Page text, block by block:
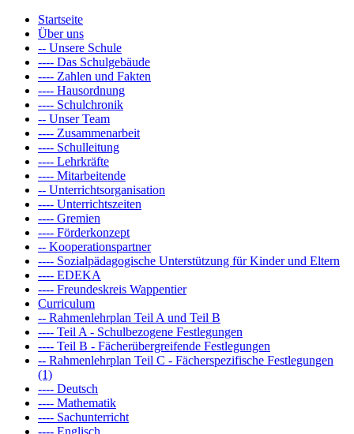
Startseite
Über uns
-- Unsere Schule
---- Das Schulgebäude
---- Zahlen und Fakten
---- Hausordnung
---- Schulchronik
-- Unser Team
---- Zusammenarbeit
---- Schulleitung
---- Lehrkräfte
---- Mitarbeitende
-- Unterrichtsorganisation
---- Unterrichtszeiten
---- Gremien
---- Förderkonzept
-- Kooperationspartner
---- Sozialpädagogische Unterstützung für Kinder und Eltern
---- EDEKA
---- Freundeskreis Wappentier
Curriculum
-- Rahmenlehrplan Teil A und Teil B
---- Teil A - Schulbezogene Festlegungen
---- Teil B - Fächerübergreifende Festlegungen
-- Rahmenlehrplan Teil C - Fächerspezifische Festlegungen
(1)
---- Deutsch
---- Mathematik
---- Sachunterricht
---- Englisch